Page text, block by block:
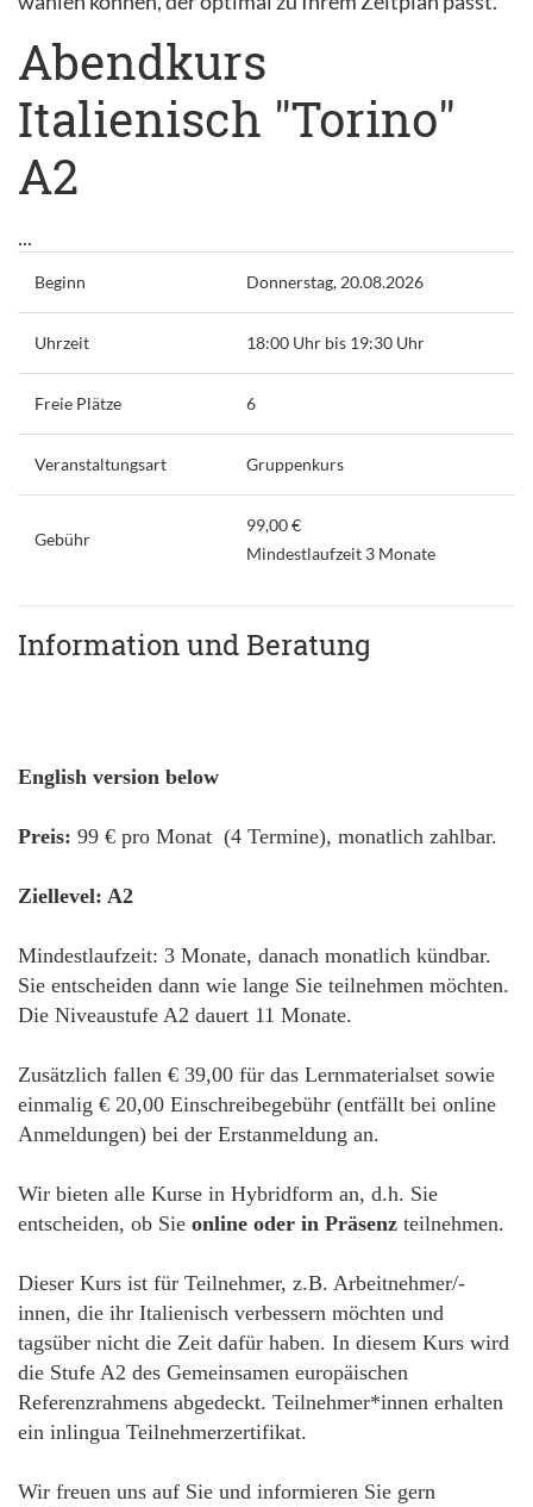
Abendkurs
Italienisch "Torino"
A2
...
Beginn Donnerstag, 20.08.2026
Uhrzeit 18:00 Uhr bis 19:30 Uhr
Freie Plätze 6
Veranstaltungsart Gruppenkurs
Gebühr
99,00 €
Mindestlaufzeit 3 Monate
Information und Beratung
English version below
Preis: 99 € pro Monat (4 Termine), monatlich zahlbar.
Ziellevel: A2
Mindestlaufzeit: 3 Monate, danach monatlich kündbar.
Sie entscheiden dann wie lange Sie teilnehmen möchten.
Die Niveaustufe A2 dauert 11 Monate.
Zusätzlich fallen € 39,00 für das Lernmaterialset sowie
einmalig € 20,00 Einschreibegebühr (entfällt bei online
Anmeldungen) bei der Erstanmeldung an.
Wir bieten alle Kurse in Hybridform an, d.h. Sie
entscheiden, ob Sie online oder in Präsenz teilnehmen.
Dieser Kurs ist für Teilnehmer, z.B. Arbeitnehmer/-
innen, die ihr Italienisch verbessern möchten und
tagsüber nicht die Zeit dafür haben. In diesem Kurs wird
die Stufe A2 des Gemeinsamen europäischen
Referenzrahmens abgedeckt. Teilnehmer*innen erhalten
ein inlingua Teilnehmerzertifikat.
Wir freuen uns auf Sie und informieren Sie gern